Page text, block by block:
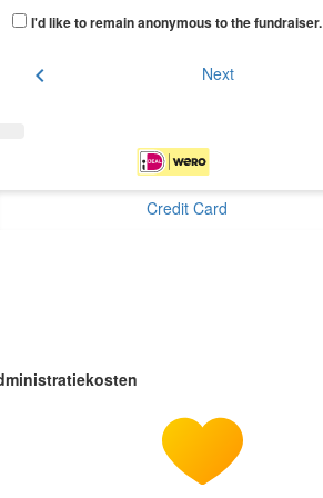
I'd like to remain anonymous to the fundraiser.
chevron_left Next
Credit Card